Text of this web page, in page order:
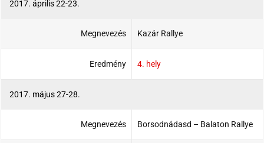
2017. április 22-23.
Megnevezés Kazár Rallye
Eredmény 4. hely
2017. május 27-28.
Megnevezés Borsodnádasd – Balaton Rallye